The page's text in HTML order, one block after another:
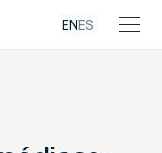
ENES